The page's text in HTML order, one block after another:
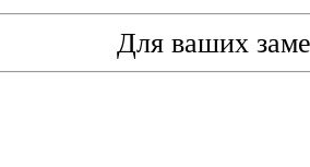
Для ваших